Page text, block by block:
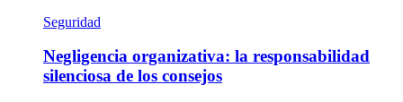
Seguridad
Negligencia organizativa: la responsabilidad
silenciosa de los consejos